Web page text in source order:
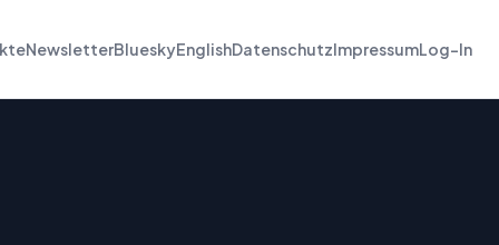
NewsletterBlueskyEnglishDatenschutzImpressumLog-In